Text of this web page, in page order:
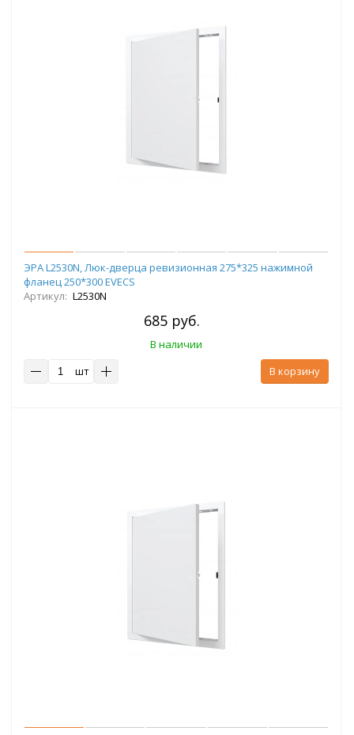
ЭРА L2530N, Люк-дверца ревизионная 275*325 нажимной
фланец 250*300 EVECS
Артикул: L2530N
685 руб.
В наличии
шт
В корзину